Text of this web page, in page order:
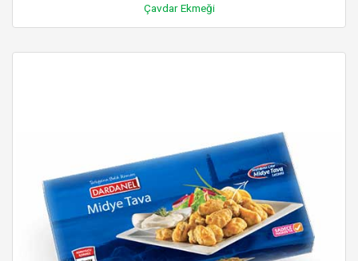
Çavdar Ekmeği